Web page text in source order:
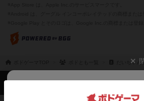
だいちゃん
て、
ボドゲーマTOP